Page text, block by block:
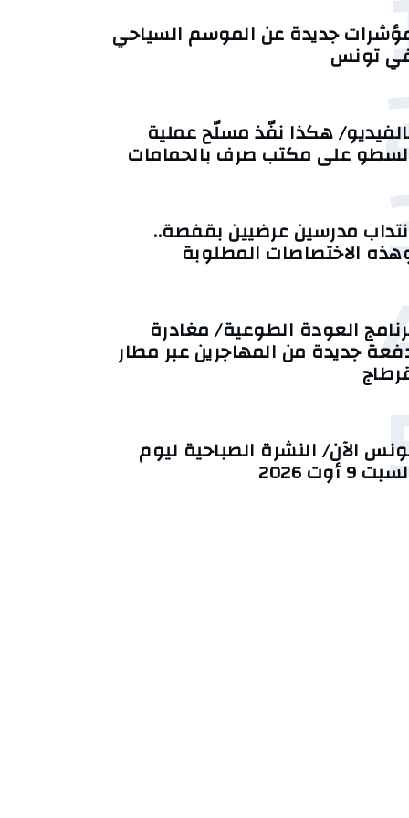
جديدة عن الموسم السياحي
تونس
هكذا نفّذ مسلّح عملية
على مكتب صرف بالحمامات
مدرسين عرضيين بقفصة..
الاختصاصات المطلوبة
العودة الطوعية/ مغادرة
جديدة من المهاجرين عبر مطار
الآن/ النشرة الصباحية ليوم
9 أوت 2026